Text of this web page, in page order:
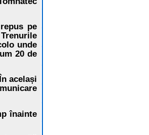
pe
unde
20 de
același
înainte